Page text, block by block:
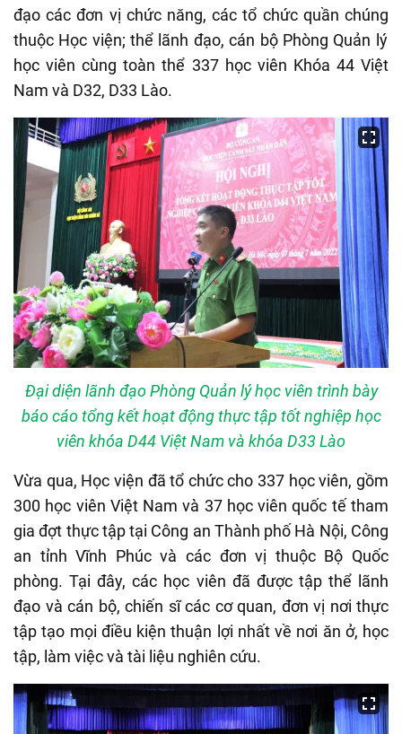
đạocác đơn vị chức năng, các tổ chức quần chúng
thuộc Học viện; thể lãnh đạo, cán bộ Phòng Quản lý
học viên cùng toàn thể 337 học viên Khóa 44 Việt
Nam và D32, D33 Lào.
Đại diện lãnh đạo Phòng Quản lý học viên trình bày
báo cáo tổng kết hoạt động thực tập tốt nghiệp học
viên khóa D44 Việt Nam và khóa D33 Lào
Vừa qua, Học viện đã tổ chức cho 337 học viên, gồm
300 học viên Việt Nam và 37 học viên quốc tế tham
gia đợt thực tập tại Công an Thành phố Hà Nội, Công
an tỉnh Vĩnh Phúc và các đơn vị thuộc Bộ Quốc
phòng. Tại đây, các học viên đã được tập thể lãnh
đạo và cán bộ, chiến sĩ các cơ quan, đơn vị nơi thực
tập tạo mọi điều kiện thuận lợi nhất về nơi ăn ở, học
tập, làm việc và tài liệu nghiên cứu.